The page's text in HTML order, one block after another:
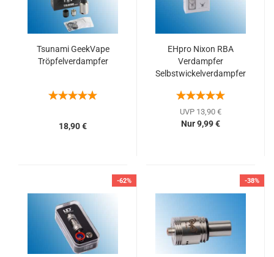
Tsunami GeekVape
Tröpfelverdampfer
18,90 €
EHpro Nixon RBA
Verdampfer
Selbstwickelverdampfer
UVP 13,90 €
Nur 9,99 €
-62% -38%